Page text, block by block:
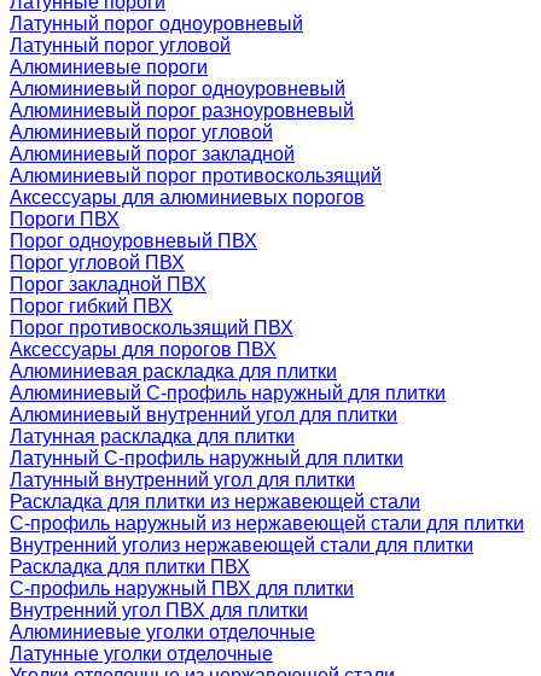
Латунный порог одноуровневый
Латунный порог угловой
Алюминиевые пороги
Алюминиевый порог одноуровневый
Алюминиевый порог разноуровневый
Алюминиевый порог угловой
Алюминиевый порог закладной
Алюминиевый порог противоскользящий
Аксессуары для алюминиевых порогов
Пороги ПВХ
Порог одноуровневый ПВХ
Порог угловой ПВХ
Порог закладной ПВХ
Порог гибкий ПВХ
Порог противоскользящий ПВХ
Аксессуары для порогов ПВХ
Алюминиевая раскладка для плитки
Алюминиевый С-профиль наружный для плитки
Алюминиевый внутренний угол для плитки
Латунная раскладка для плитки
Латунный С-профиль наружный для плитки
Латунный внутренний угол для плитки
Раскладка для плитки из нержавеющей стали
С-профиль наружный из нержавеющей стали для плитки
Внутренний уголиз нержавеющей стали для плитки
Раскладка для плитки ПВХ
С-профиль наружный ПВХ для плитки
Внутренний угол ПВХ для плитки
Алюминиевые уголки отделочные
Латунные уголки отделочные